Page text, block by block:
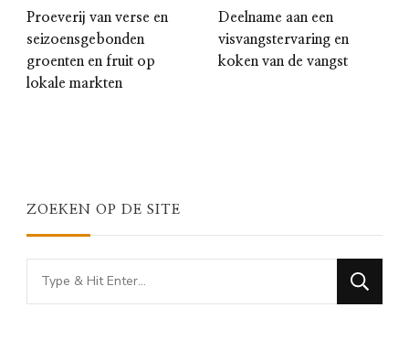
Proeverij van verse en
seizoensgebonden
groenten en fruit op
lokale markten
Deelname aan een
visvangstervaring en
koken van de vangst
ZOEKEN OP DE SITE
Looking
for